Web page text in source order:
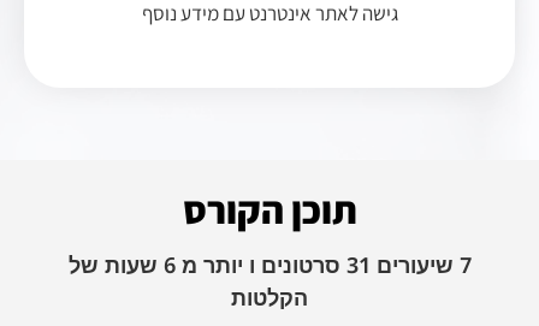
גישה לאתר אינטרנט עם מידע נוסף
תוכן הקורס
7 שיעורים 31 סרטונים ו יותר מ 6 שעות של
הקלטות